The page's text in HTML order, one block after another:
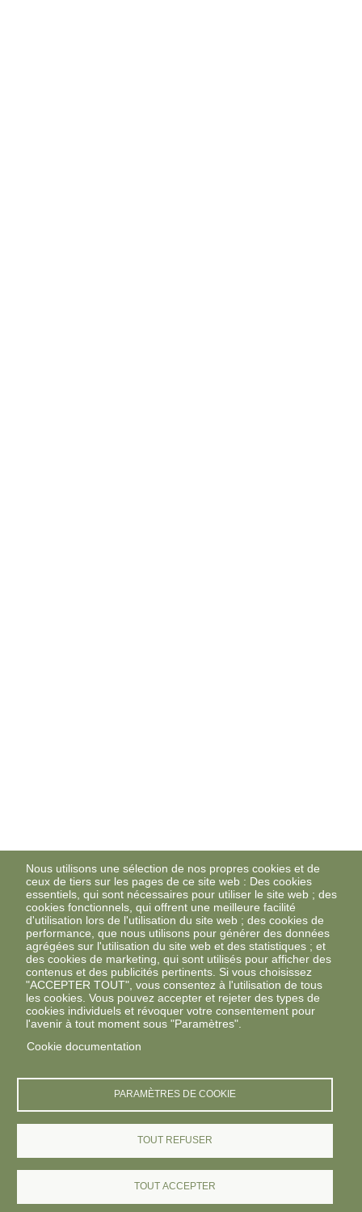
Nous utilisons une sélection de nos propres cookies et de
ceux de tiers sur les pages de ce site web : Des cookies
essentiels, qui sont nécessaires pour utiliser le site web ; des
cookies fonctionnels, qui offrent une meilleure facilité
d'utilisation lors de l'utilisation du site web ; des cookies de
performance, que nous utilisons pour générer des données
agrégées sur l'utilisation du site web et des statistiques ; et
des cookies de marketing, qui sont utilisés pour afficher des
contenus et des publicités pertinents. Si vous choisissez
"ACCEPTER TOUT", vous consentez à l'utilisation de tous
les cookies. Vous pouvez accepter et rejeter des types de
cookies individuels et révoquer votre consentement pour
l'avenir à tout moment sous "Paramètres".
Cookie documentation
PARAMÈTRES DE COOKIE
TOUT REFUSER
TOUT ACCEPTER